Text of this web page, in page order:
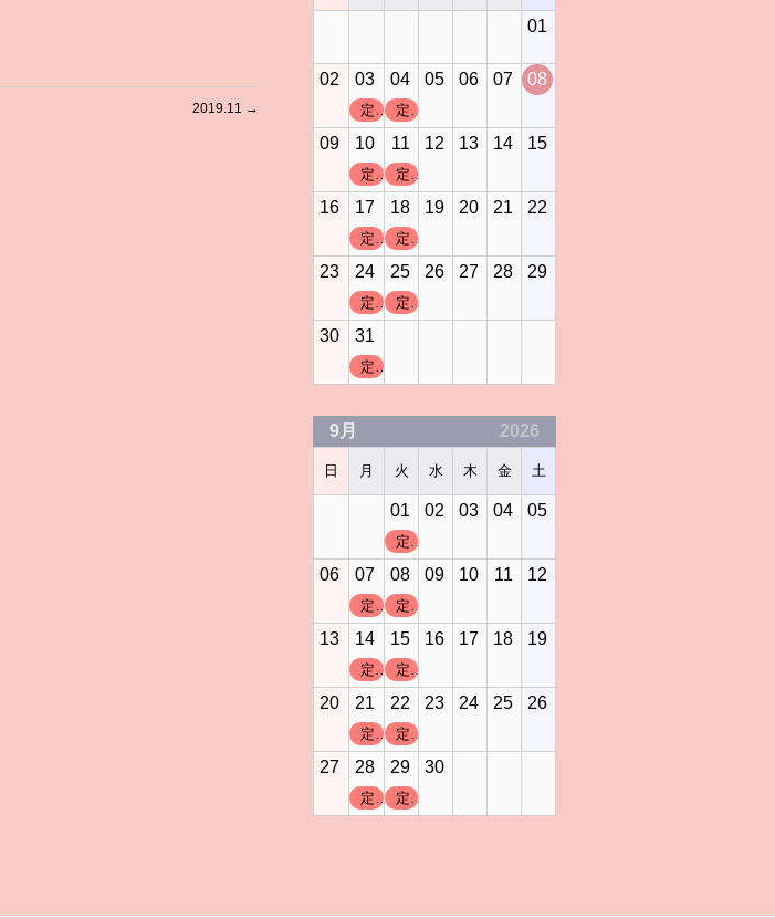
2019.11 →
01
02 03
定休日
04
定休日
05 06 07 08
09 10
定休日
11
定休日
12 13 14 15
16 17
定休日
18
定休日
19 20 21 22
23 24
定休日
25
定休日
26 27 28 29
30 31
定休日
9月 2026
日 月 火 水 木 金 土
01
定休日
02 03 04 05
06 07
定休日
08
定休日
09 10 11 12
13 14
定休日
15
定休日
16 17 18 19
20 21
定休日
22
定休日
23 24 25 26
27 28
定休日
29
定休日
30